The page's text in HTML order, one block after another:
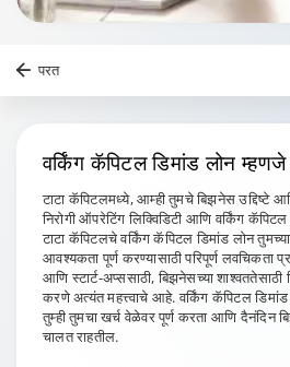
परत
वर्किंग कॅपिटल डिमांड लोन
टाटा कॅपिटलमध्ये, आम्ही तुमचे बिझनेस उद्दिष्टे
निरोगी ऑपरेटिंग लिक्विडिटी आणि वर्किंग
टाटा कॅपिटलचे वर्किंग कॅपिटल डिमांड लोन
आवश्यकता पूर्ण करण्यासाठी परिपूर्ण लवचिकता
आणि स्टार्ट-अप्ससाठी, बिझनेसच्या शाश्वततेसाठी
करणे अत्यंत महत्त्वाचे आहे. वर्किंग कॅपिटल
तुम्ही तुमचा खर्च वेळेवर पूर्ण करता आणि
चालत राहतील.